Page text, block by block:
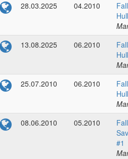
28.03.2025
04.2010
13.08.2025
06.2010
25.07.2010
06.2010
08.06.2010
05.2010
#1